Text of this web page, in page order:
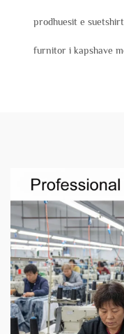
prodhuesit e
furnitor i kapshave